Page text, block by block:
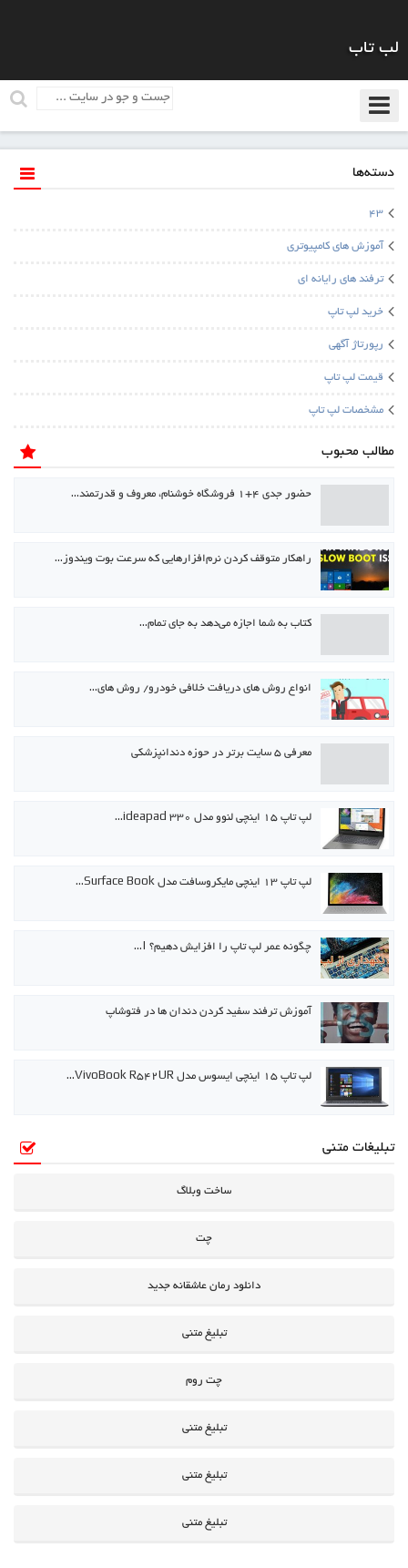
لب تاب
دسته‌ها
43
آموزش های کامپیوتری
ترفند های رایانه ای
خرید لپ تاپ
رپورتاژ آگهی
قیمت لپ تاپ
مشخصات لپ تاپ
مطالب محبوب
حضور جدی ۴+۱ فروشگاه خوشنام، معروف و قدرتمند…
راهکار متوقف کردن نرم‌افزارهایی که سرعت بوت ویندوز…
كتاب به شما اجازه می‌دهد به جای تمام…
انواع روش های دریافت خلافی خودرو/ روش های…
معرفی ۵ سایت برتر در حوزه دندانپزشکی
لپ تاپ ۱۵ اینچی لنوو مدل ideapad 330…
لپ تاپ ۱۳ اینچی مایکروسافت مدل Surface Book…
چگونه عمر لپ تاپ را افزایش دهیم؟ |…
آموزش ترفند سفید کردن دندان ها در فتوشاپ
لپ تاپ ۱۵ اینچی ایسوس مدل VivoBook R542UR…
تبلیغات متنی
ساخت وبلاگ
چت
دانلود رمان عاشقانه جدید
تبلیغ متنی
چت روم
تبلیغ متنی
تبلیغ متنی
تبلیغ متنی